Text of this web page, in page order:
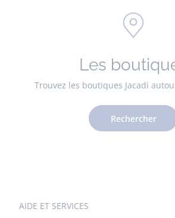
Les
Trouvez les boutiques Jacadi
Rechercher
AIDE ET SERVICES